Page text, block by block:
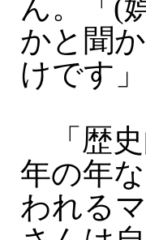
ん。「(
かと聞
けです
「歴史
年の年
われる